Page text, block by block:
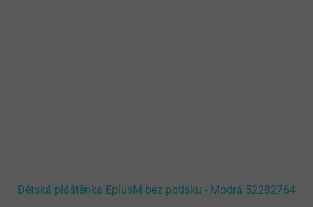
Dětská pláštěnka EplusM bez potisku - Modrá 52282764